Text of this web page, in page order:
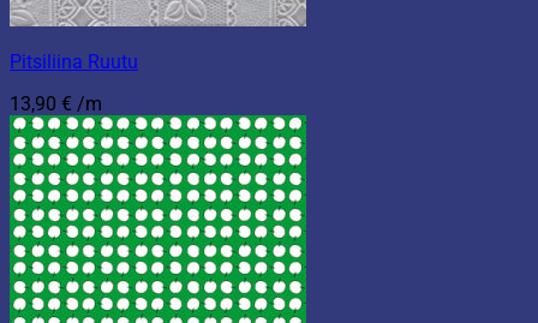
Pitsiliina Ruutu
13,90 € /m